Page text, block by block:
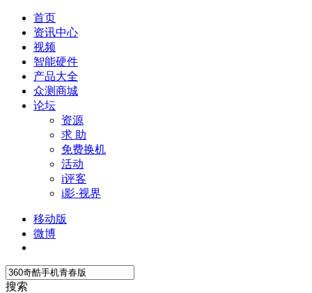
首页
资讯中心
视频
智能硬件
产品大全
众测商城
论坛
资源
求 助
免费换机
活动
i评客
i影·视界
移动版
微博
搜索